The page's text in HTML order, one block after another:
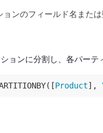
ョンのフィールド名また
ョンに分割し、各パー
Product],